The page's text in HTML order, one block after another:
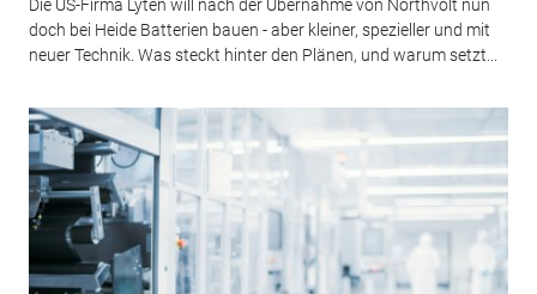
Die US-Firma Lyten will nach der Übernahme von Northvolt nun
doch bei Heide Batterien bauen - aber kleiner, spezieller und mit
neuer Technik. Was steckt hinter den Plänen, und warum setzt...